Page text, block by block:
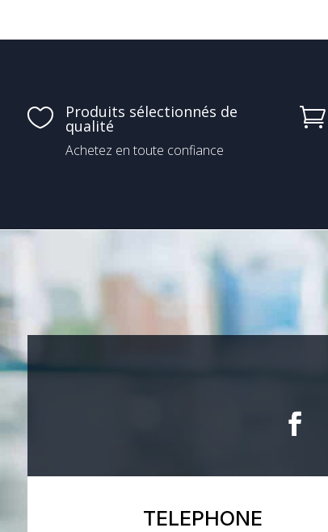
 Produits sélectionnés de
qualité
Achetez en toute confiance

TELEPHONE